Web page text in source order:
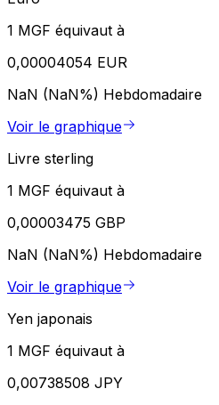
1 MGF équivaut à
0,00004054 EUR
NaN (NaN%) Hebdomadaire
Voir le graphique
Livre sterling
1 MGF équivaut à
0,00003475 GBP
NaN (NaN%) Hebdomadaire
Voir le graphique
Yen japonais
1 MGF équivaut à
0,00738508 JPY